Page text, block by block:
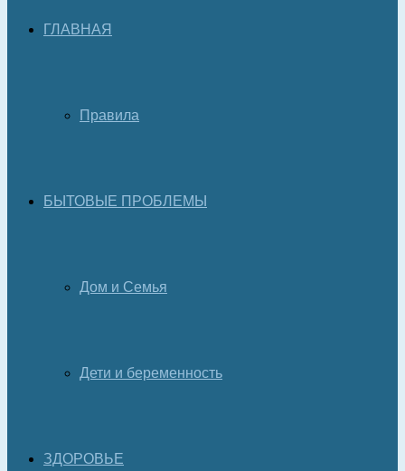
ГЛАВНАЯ
Правила
БЫТОВЫЕ ПРОБЛЕМЫ
Дом и Семья
Дети и беременность
ЗДОРОВЬЕ